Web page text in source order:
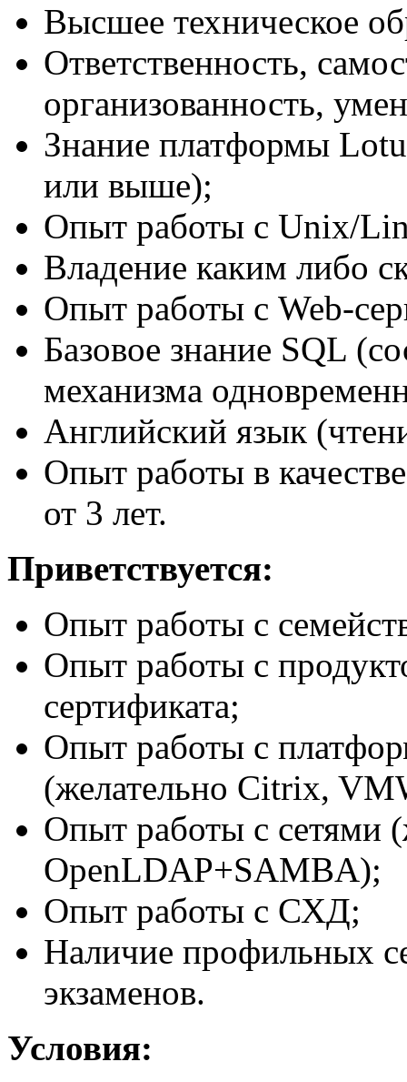
Высшее техническое
Ответственность,
организованность,
Знание платформы
или выше);
Опыт работы с Unix/
Владение каким либо
Опыт работы с Web-
Базовое знание SQL
механизма
Английский язык
Опыт работы в
от 3 лет.
Приветствуется:
Опыт работы с
Опыт работы с
сертификата;
Опыт работы с
(желательно Citrix,
Опыт работы с сетями
OpenLDAP+SAMBA);
Опыт работы с СХД;
Наличие профильных
экзаменов.
Условия: